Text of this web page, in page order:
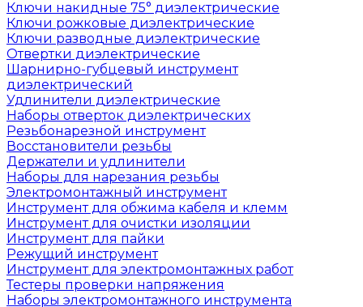
Ключи накидные 75° диэлектрические
Ключи рожковые диэлектрические
Ключи разводные диэлектрические
Отвертки диэлектрические
Шарнирно-губцевый инструмент
диэлектрический
Удлинители диэлектрические
Наборы отверток диэлектрических
Резьбонарезной инструмент
Восстановители резьбы
Держатели и удлинители
Наборы для нарезания резьбы
Электромонтажный инструмент
Инструмент для обжима кабеля и клемм
Инструмент для очистки изоляции
Инструмент для пайки
Режущий инструмент
Инструмент для электромонтажных работ
Тестеры проверки напряжения
Наборы электромонтажного инструмента